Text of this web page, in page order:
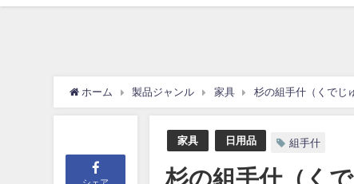
ホーム 製品ジャンル 家具 杉の組手什（くでじ
家具 日用品 組手什
杉の組手什（くで